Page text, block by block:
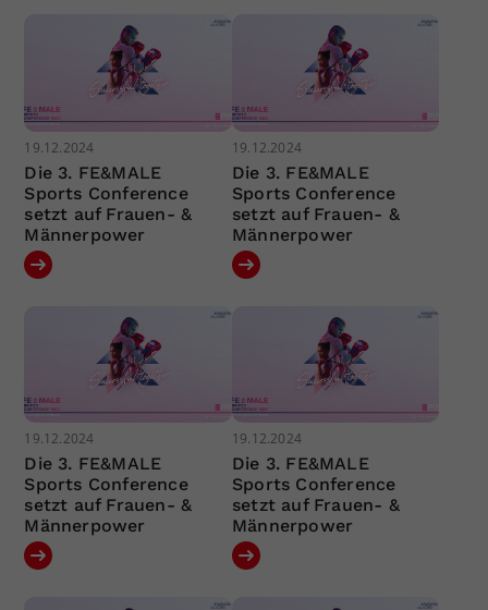
19.12.2024
Die 3. FE&MALE
Sports Conference
setzt auf Frauen- &
Männerpower
19.12.2024
Die 3. FE&MALE
Sports Conference
setzt auf Frauen- &
Männerpower
19.12.2024
Die 3. FE&MALE
Sports Conference
setzt auf Frauen- &
Männerpower
19.12.2024
Die 3. FE&MALE
Sports Conference
setzt auf Frauen- &
Männerpower